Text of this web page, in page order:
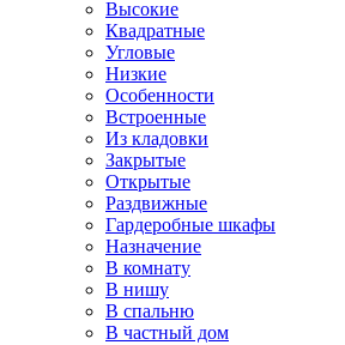
Высокие
Квадратные
Угловые
Низкие
Особенности
Встроенные
Из кладовки
Закрытые
Открытые
Раздвижные
Гардеробные шкафы
Назначение
В комнату
В нишу
В спальню
В частный дом